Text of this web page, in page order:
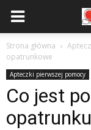
Strona główna
opatrunkowe
Apteczki pierwszej pomocy
Co jest